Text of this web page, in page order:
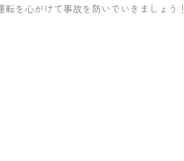
を心がけて事故を防いでいきましょう！